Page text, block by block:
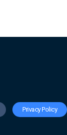
Privacy Policy